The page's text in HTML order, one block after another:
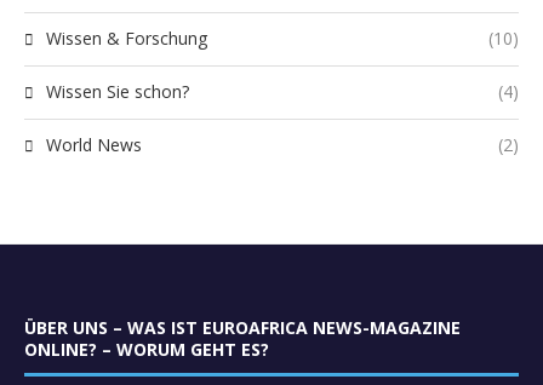
Wissen & Forschung (10)
Wissen Sie schon? (4)
World News (2)
ÜBER UNS – WAS IST EUROAFRICA NEWS-MAGAZINE
ONLINE? – WORUM GEHT ES?